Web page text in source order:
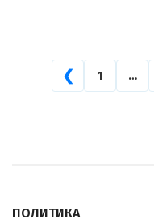
❮ 1 …
ПОЛИТИКА